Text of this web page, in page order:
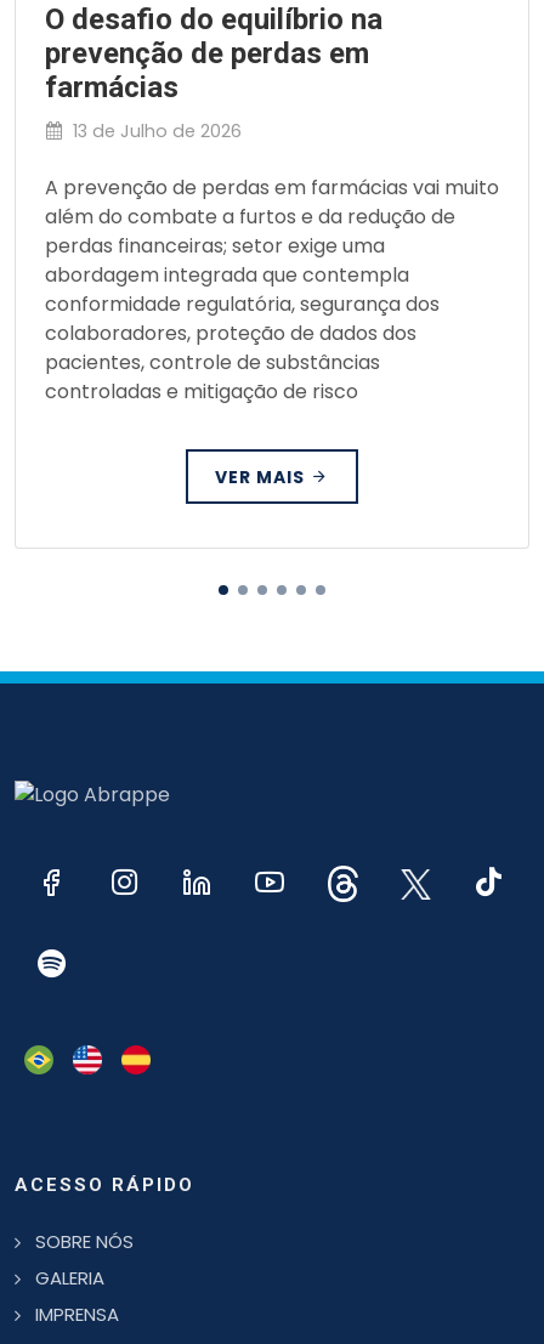
O desafio do equilíbrio na
prevenção de perdas em
farmácias
13 de Julho de 2026
A prevenção de perdas em farmácias vai muito
além do combate a furtos e da redução de
perdas financeiras; setor exige uma
abordagem integrada que contempla
conformidade regulatória, segurança dos
colaboradores, proteção de dados dos
pacientes, controle de substâncias
controladas e mitigação de risco
VER MAIS
ACESSO RÁPIDO
SOBRE NÓS
GALERIA
IMPRENSA